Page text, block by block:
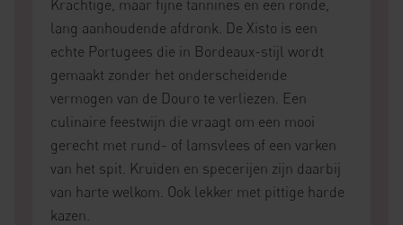
Krachtige, maar fijne tannines en een ronde,
lang aanhoudende afdronk. De Xisto is een
echte Portugees die in Bordeaux-stijl wordt
gemaakt zonder het onderscheidende
vermogen van de Douro te verliezen. Een
culinaire feestwijn die vraagt om een mooi
gerecht met rund- of lamsvlees of een varken
van het spit. Kruiden en specerijen zijn daarbij
van harte welkom. Ook lekker met pittige harde
kazen.